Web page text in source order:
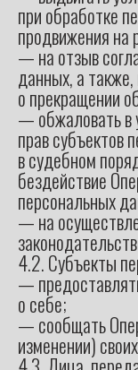
при обработке
продвижения на
— на отзыв
данных, а
о прекращении
— обжаловать в
прав субъектов
в судебном
бездействие
персональных
— на
4.2. Субъекты
—
о себе;
— сообщать
изменении)